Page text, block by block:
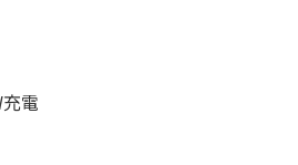
電